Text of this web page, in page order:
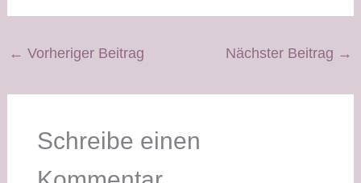
← Vorheriger Beitrag Nächster Beitrag →
Schreibe einen